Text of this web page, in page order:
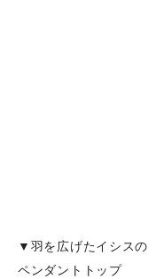
▼羽を広げたイシスの
ペンダントトップ